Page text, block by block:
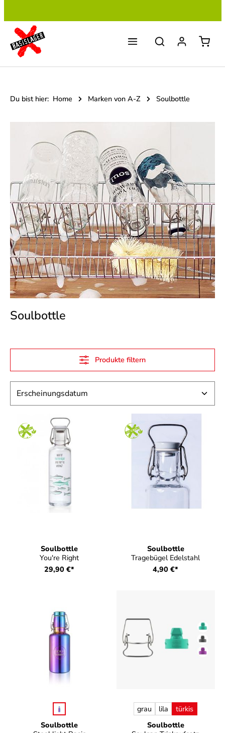
Du bist hier: Home Marken von A-Z Soulbottle
Soulbottle
Produkte filtern
Soulbottle
You're Right
29,90 €*
Soulbottle
Tragebügel Edelstahl
4,90 €*
Soulbottle
auswählen
Soulbottle
Farbeauswählen
grau lila türkis